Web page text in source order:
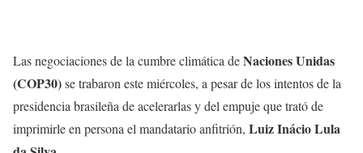
Las negociaciones de la cumbre climática deNaciones Unidas
(COP30)se trabaron este miércoles, a pesar de los intentos de la
presidencia brasileña de acelerarlas y del empuje que trató de
imprimirle en persona el mandatario anfitrión, Luiz Inácio Lula